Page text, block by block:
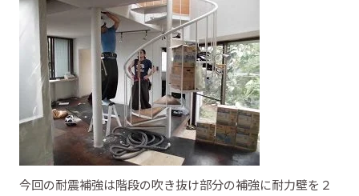
今回の耐震補強は階段の吹き抜け部分の補強に耐力壁を２